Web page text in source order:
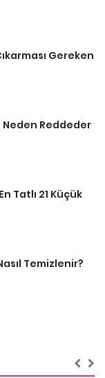
Gereken
Reddeder
Tatlı 21 Küçük
Temizlenir?